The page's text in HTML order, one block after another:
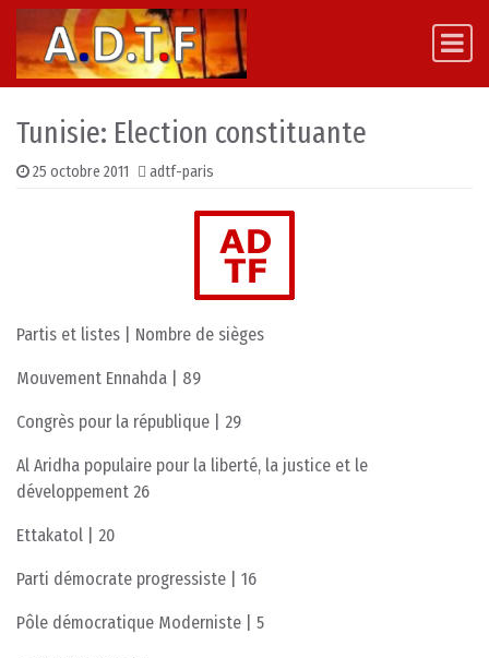
Skip to content
Main Navigation
Tunisie: Election constituante
25 octobre 2011 adtf-paris
Partis et listes | Nombre de sièges
Mouvement Ennahda | 89
Congrès pour la république | 29
Al Aridha populaire pour la liberté, la justice et le
développement 26
Ettakatol | 20
Parti démocrate progressiste | 16
Pôle démocratique Moderniste | 5